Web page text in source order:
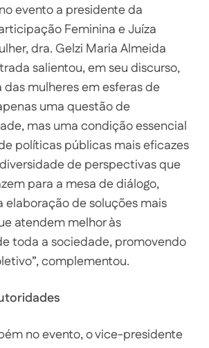
evento a presidente da
Feminina e Juíza
dra. Gelzi Maria Almeida
salientou, em seu discurso,
mulheres em esferas de
uma questão de
mas uma condição essencial
políticas públicas mais eficazes
de perspectivas que
para a mesa de diálogo,
elaboração de soluções mais
atendem melhor às
toda a sociedade, promovendo
complementou.
no evento, o vice-presidente